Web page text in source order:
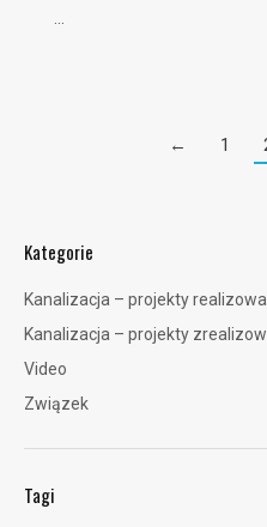
…
← 1
Kategorie
Kanalizacja – projekty
Kanalizacja – projekty
Video
Związek
Tagi